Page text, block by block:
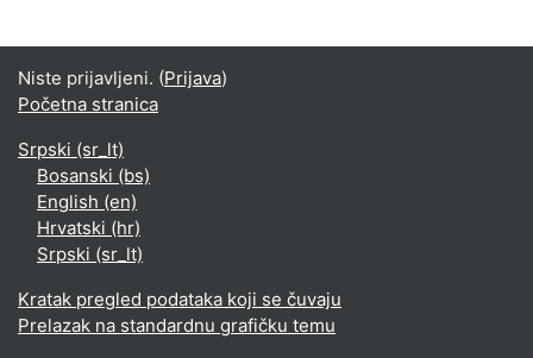
Niste prijavljeni. (Prijava)
Početna stranica
Srpski ‎(sr_lt)‎
Bosanski ‎(bs)‎
English ‎(en)‎
Hrvatski ‎(hr)‎
Srpski ‎(sr_lt)‎
Kratak pregled podataka koji se čuvaju
Prelazak na standardnu grafičku temu